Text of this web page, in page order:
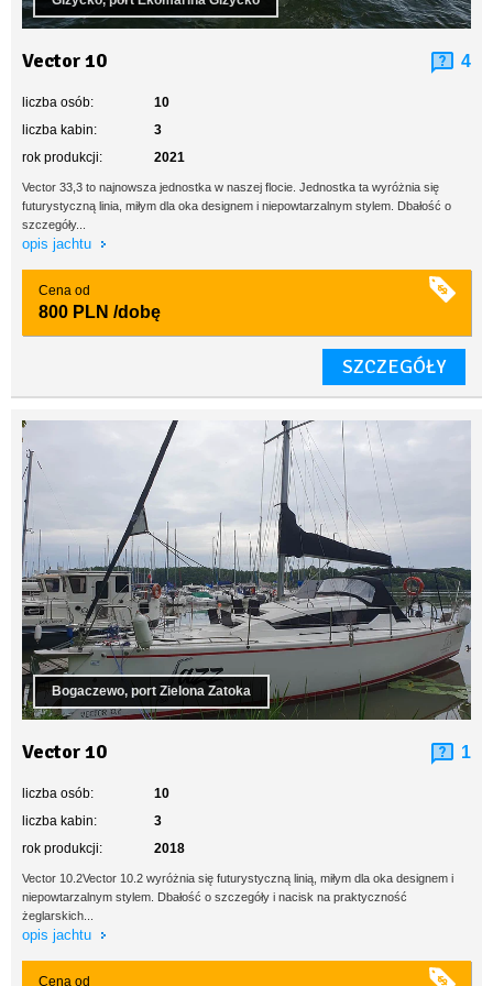
Vector 10 4
liczba osób:
10
liczba kabin:
3
rok produkcji:
2021
Vector 33,3 to najnowsza jednostka w naszej flocie. Jednostka ta wyróżnia się
futurystyczną linia, miłym dla oka designem i niepowtarzalnym stylem. Dbałość o
szczegóły...
opis jachtu
Cena od
800 PLN /dobę
SZCZEGÓŁY
Bogaczewo, port Zielona Zatoka
Vector 10 1
liczba osób:
10
liczba kabin:
3
rok produkcji:
2018
Vector 10.2Vector 10.2 wyróżnia się futurystyczną linią, miłym dla oka designem i
niepowtarzalnym stylem. Dbałość o szczegóły i nacisk na praktyczność
żeglarskich...
opis jachtu
Cena od